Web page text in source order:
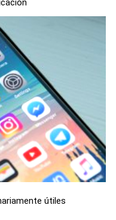
útiles